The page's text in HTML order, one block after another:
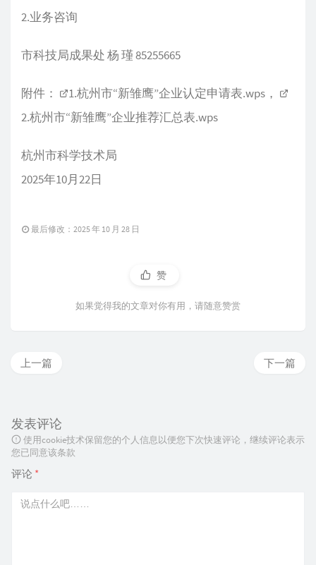
2.业务咨询
市科技局成果处 杨 瑾 85255665
附件： 1.杭州市“新雏鹰”企业认定申请表.wps ，
2.杭州市“新雏鹰”企业推荐汇总表.wps
杭州市科学技术局
2025年10月22日
最后修改：2025 年 10 月 28 日
赞
如果觉得我的文章对你有用，请随意赞赏
下一篇
上一篇
发表评论
使用cookie技术保留您的个人信息以便您下次快速评论，继续评论表示
您已同意该条款
评论 *